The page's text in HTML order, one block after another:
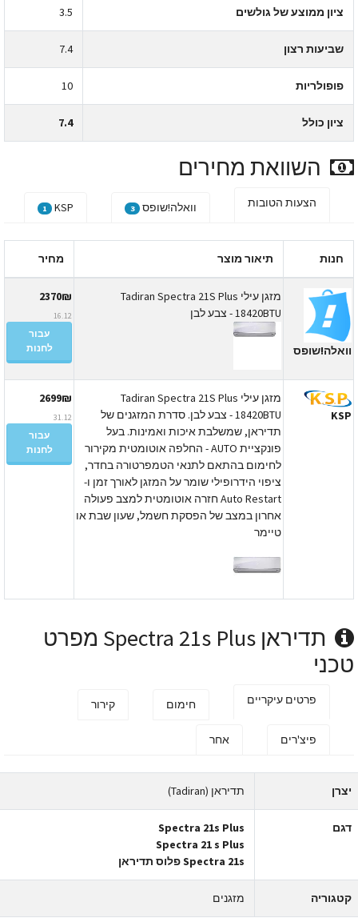
ציון ממוצע של גולשים 3.5
שביעות רצון 7.4
פופולריות 10
ציון כולל 7.4
השוואת מחירים
הצעות הטובות וואלה!שופס 3
KSP
1
חנות תיאור מוצר מחיר
מזגן עילי Tadiran Spectra 21S Plus
18420BTU - צבע לבן
2370₪
16.12
עבור
לחנות
מזגן עילי Tadiran Spectra 21S Plus
18420BTU - צבע לבן. סדרת המזגנים של
תדיראן, שמשלבת איכות ואמינות. בעל
פונקציית AUTO - החלפה אוטומטית מקירור
לחימום בהתאם לתנאי הטמפרטורה בחדר,
ציפוי הידרופילי שומר על המזגן לאורך זמן ו-
Auto Restart חזרה אוטומטית למצב פעולה
אחרון במצב של הפסקת חשמל, שעון שבת או
טיימר
2699₪
31.12
עבור
לחנות
תדיראן Spectra 21s Plus מפרט
פרטים עיקריים חימום קירור
פיצ'רים אחר
תדיראן (Tadiran)
Spectra 21s Plus
Spectra 21 s Plus
Spectra 21s פלוס תדיראן
מזגנים